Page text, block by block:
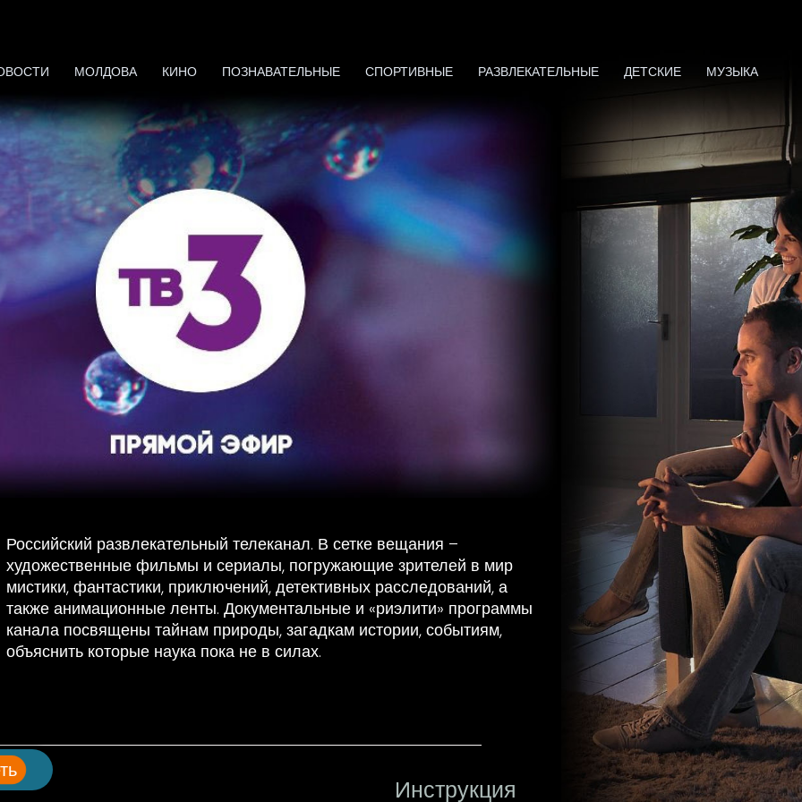
МОЛДОВА КИНО ПОЗНАВАТЕЛЬНЫЕ СПОРТИВНЫЕ РАЗВЛЕКАТЕЛЬНЫЕ ДЕТСКИЕ МУЗЫКА
Российский развлекательный телеканал. В сетке вещания –
художественные фильмы и сериалы, погружающие зрителей в мир
мистики, фантастики, приключений, детективных расследований, а
также анимационные ленты. Документальные и «риэлити» программы
канала посвящены тайнам природы, загадкам истории, событиям,
объяснить которые наука пока не в силах.
Инструкция